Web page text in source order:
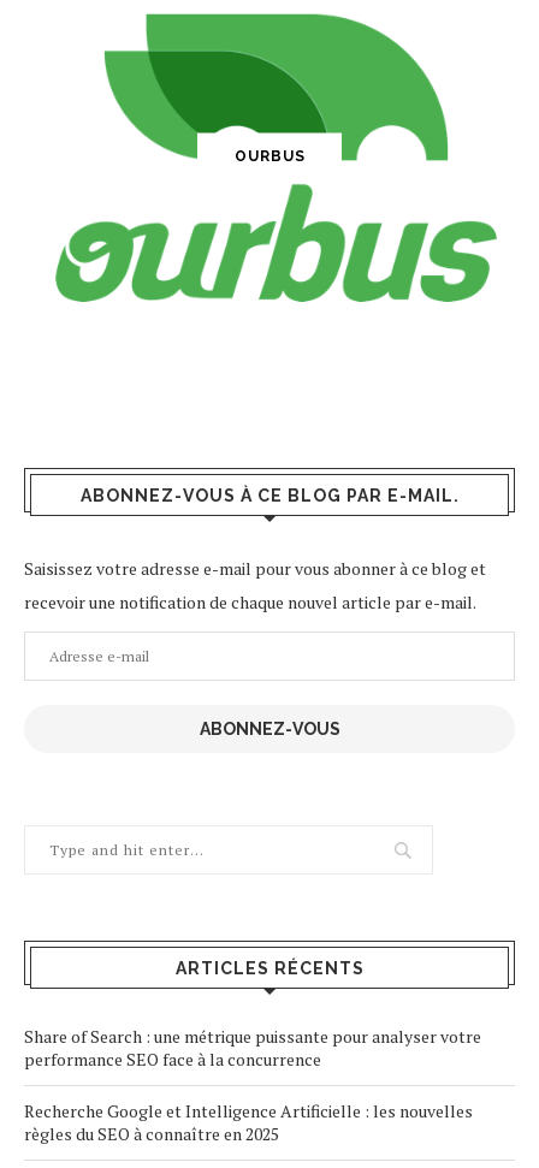
OURBUS
ABONNEZ-VOUS À CE BLOG PAR E-MAIL.
Saisissez votre adresse e-mail pour vous abonner à ce blog et
recevoir une notification de chaque nouvel article par e-mail.
Adresse
e-
ABONNEZ-VOUS
ARTICLES RÉCENTS
Share of Search : une métrique puissante pour analyser votre
performance SEO face à la concurrence
Recherche Google et Intelligence Artificielle : les nouvelles
règles du SEO à connaître en 2025